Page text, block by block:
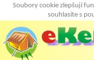
Soubory cookie zlepšují
souhlasíte s